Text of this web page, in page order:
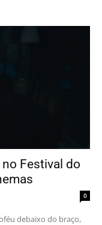
Festival do
0
debaixo do braço,